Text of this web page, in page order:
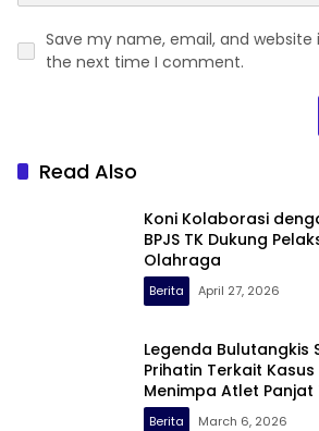
Save my name, email, and website
the next time I comment.
Read Also
Koni Kolaborasi
BPJS TK Dukung
Olahraga
Berita April 27, 2026
Legenda Bulutangkis
Prihatin Terkait
Menimpa Atlet Panjat
Berita March 6, 2026